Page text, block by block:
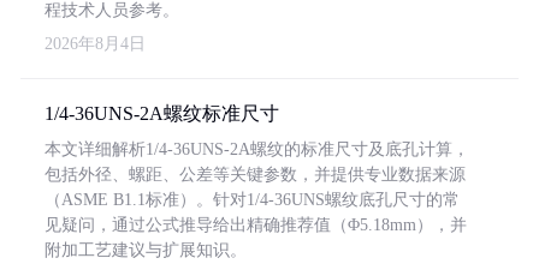
程技术人员参考。
2026年8月4日
1/4-36UNS-2A螺纹标准尺寸
本文详细解析1/4-36UNS-2A螺纹的标准尺寸及底孔计算，
包括外径、螺距、公差等关键参数，并提供专业数据来源
（ASME B1.1标准）。针对1/4-36UNS螺纹底孔尺寸的常
见疑问，通过公式推导给出精确推荐值（Φ5.18mm），并
附加工艺建议与扩展知识。